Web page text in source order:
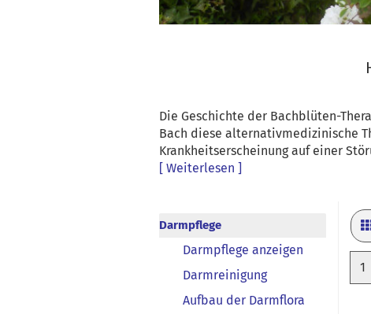
Die Geschichte der Bachblüten-
Bach diese alternativmedizinische
Krankheitserscheinung auf einer
[ Weiterlesen ]
Darmpflege
Darmpflege anzeigen
Darmreinigung
Aufbau der Darmflora
1